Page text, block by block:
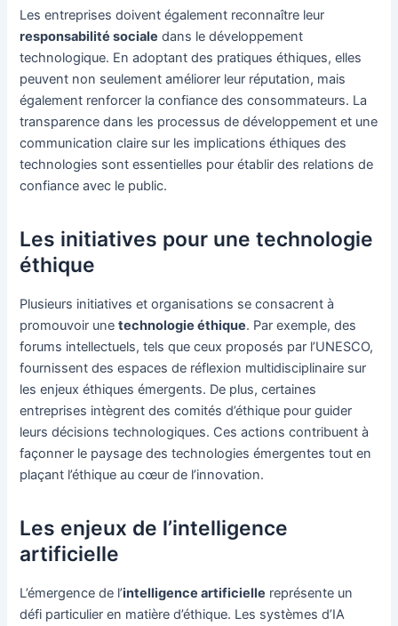
Les entreprises doivent également reconnaître leur
responsabilité sociale dans le développement
technologique. En adoptant des pratiques éthiques, elles
peuvent non seulement améliorer leur réputation, mais
également renforcer la confiance des consommateurs. La
transparence dans les processus de développement et une
communication claire sur les implications éthiques des
technologies sont essentielles pour établir des relations de
confiance avec le public.
Les initiatives pour une technologie
éthique
Plusieurs initiatives et organisations se consacrent à
promouvoir unetechnologie éthique. Par exemple, des
forums intellectuels, tels que ceux proposés par l’UNESCO,
fournissent des espaces de réflexion multidisciplinaire sur
les enjeux éthiques émergents. De plus, certaines
entreprises intègrent des comités d’éthique pour guider
leurs décisions technologiques. Ces actions contribuent à
façonner le paysage des technologies émergentes tout en
plaçant l’éthique au cœur de l’innovation.
Les enjeux de l’intelligence
artificielle
L’émergence de l’intelligence artificielle représente un
défi particulier en matière d’éthique. Les systèmes d’IA